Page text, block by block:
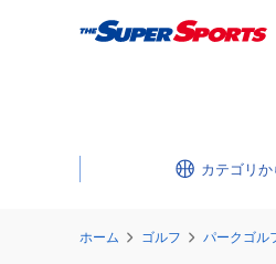
カテゴリ
ホーム ゴルフ パークゴル